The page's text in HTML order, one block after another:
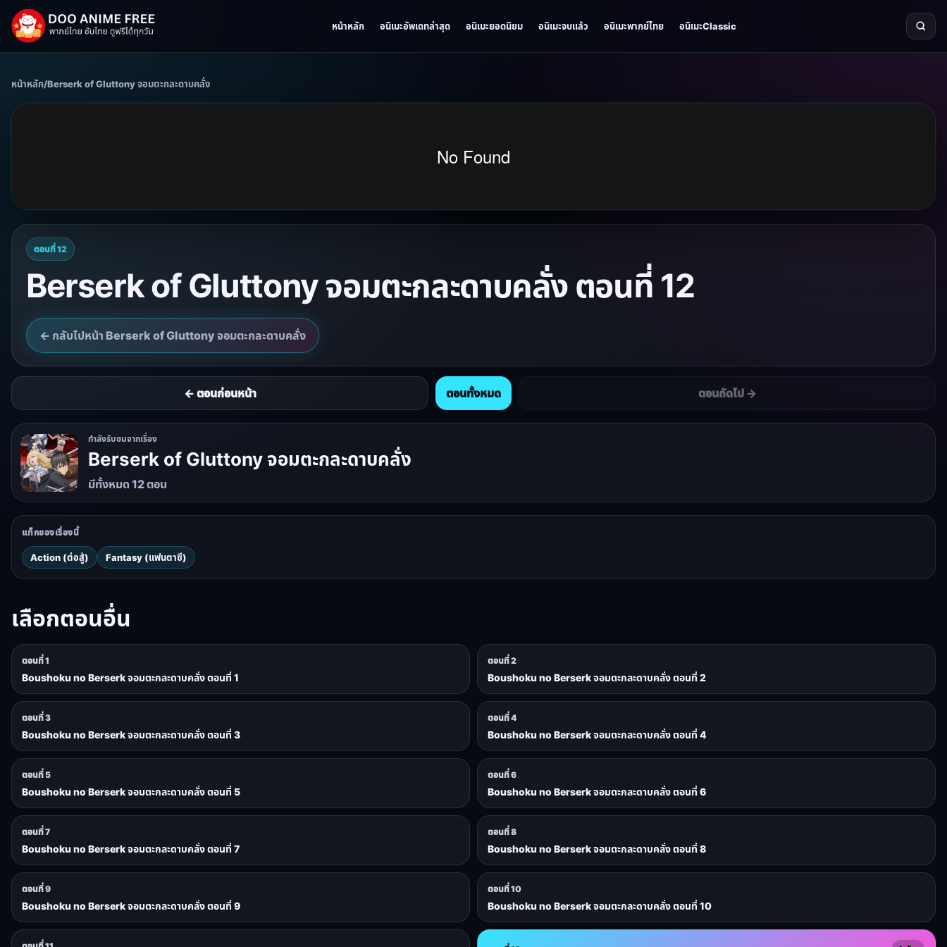
หน้าหลัก อนิเมะอัพเดทล่าสุด อนิเมะยอดนิยม อนิเมะจบแล้ว อนิเมะพากย์ไทย อนิเมะClassic
หน้าหลัก/Berserk of Gluttony จอมตะกละดาบคลั่ง
ตอนที่ 12
Berserk of Gluttony จอมตะกละดาบคลั่ง ตอนที่ 12
← กลับไปหน้า Berserk of Gluttony จอมตะกละดาบคลั่ง
← ตอนก่อนหน้า ตอนทั้งหมด ตอนถัดไป →
กำลังรับชมจากเรื่อง
Berserk of Gluttony จอมตะกละดาบคลั่ง
มีทั้งหมด 12 ตอน
แท็กของเรื่องนี้
Action (ต่อสู้) Fantasy (แฟนตาซี)
เลือกตอนอื่น
ตอนที่ 1
Boushoku no Berserk จอมตะกละดาบคลั่ง ตอนที่ 1
ตอนที่ 2
Boushoku no Berserk จอมตะกละดาบคลั่ง ตอนที่ 2
ตอนที่ 3
Boushoku no Berserk จอมตะกละดาบคลั่ง ตอนที่ 3
ตอนที่ 4
Boushoku no Berserk จอมตะกละดาบคลั่ง ตอนที่ 4
ตอนที่ 5
Boushoku no Berserk จอมตะกละดาบคลั่ง ตอนที่ 5
ตอนที่ 6
Boushoku no Berserk จอมตะกละดาบคลั่ง ตอนที่ 6
ตอนที่ 7
Boushoku no Berserk จอมตะกละดาบคลั่ง ตอนที่ 7
ตอนที่ 8
Boushoku no Berserk จอมตะกละดาบคลั่ง ตอนที่ 8
ตอนที่ 9
Boushoku no Berserk จอมตะกละดาบคลั่ง ตอนที่ 9
ตอนที่ 10
Boushoku no Berserk จอมตะกละดาบคลั่ง ตอนที่ 10